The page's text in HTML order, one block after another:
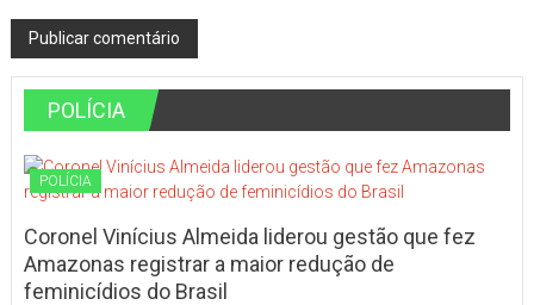
POLÍCIA
POLÍCIA
Coronel Vinícius Almeida liderou gestão que fez
Amazonas registrar a maior redução de
feminicídios do Brasil